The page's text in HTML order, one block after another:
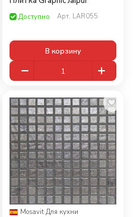
Доступно Арт. LAR055
В корзину
Mosavit·Для кухни